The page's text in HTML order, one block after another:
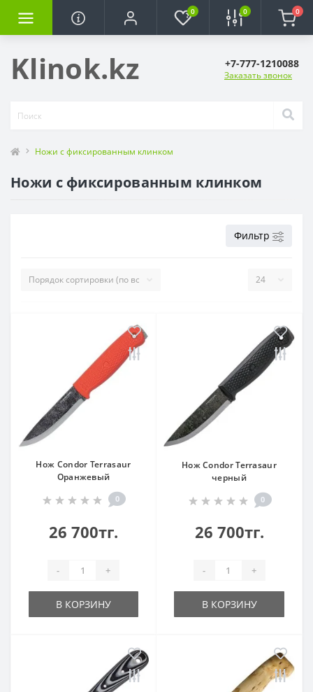
0 0 0
Klinok.kz +7-777-1210088
Заказать звонок
Ножи с фиксированным клинком
Ножи с фиксированным клинком
Фильтр
Нож Condor Terrasaur
Оранжевый
0
26 700тг.
- +
В КОРЗИНУ
Нож Condor Terrasaur
черный
0
26 700тг.
- +
В КОРЗИНУ